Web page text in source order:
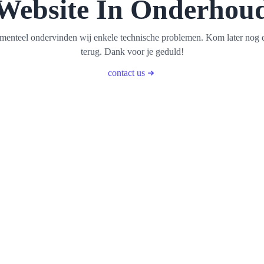
In
ondervinden wij enkele technische problemen. Kom later nog
terug. Dank voor je geduld!
contact us